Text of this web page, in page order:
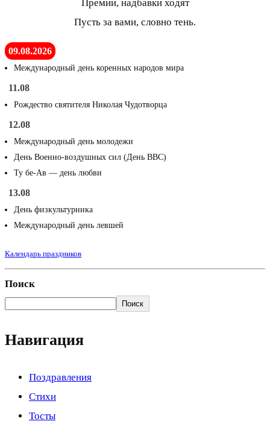
Премии, надбавки ходят
Пусть за вами, словно тень.
09.08.2026
Международный день коренных народов мира
11.08
Рождество святителя Николая Чудотворца
12.08
Международный день молодежи
День Военно-воздушных сил (День ВВС)
Ту бе-Ав — день любви
13.08
День физкультурника
Международный день левшей
Календарь праздников
Поиск
Поиск
Навигация
Поздравления
Стихи
Тосты